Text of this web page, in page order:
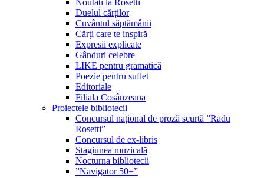
Noutăți la Rosetti
Duelul cărților
Cuvântul săptămânii
Cărți care te inspiră
Expresii explicate
Gânduri celebre
LIKE pentru gramatică
Poezie pentru suflet
Editoriale
Filiala Cosânzeana
Proiectele bibliotecii
Concursul național de proză scurtă ”Radu
Rosetti”
Concursul de ex-libris
Stagiunea muzicală
Nocturna bibliotecii
”Navigator 50+”